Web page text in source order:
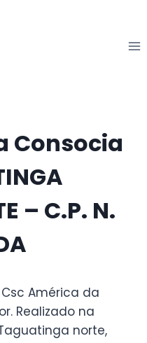
Consocia
– C.P. N.
América da
Realizado na
norte,